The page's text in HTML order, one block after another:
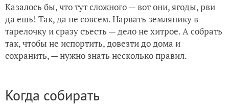
Казалось бы, что тут сложного — вот они, ягоды, рви
да ешь! Так, да не совсем. Нарвать землянику в
тарелочку и сразу съесть — дело не хитрое. А собрать
так, чтобы не испортить, довезти до дома и
сохранить, — нужно знать несколько правил.
Когда собирать